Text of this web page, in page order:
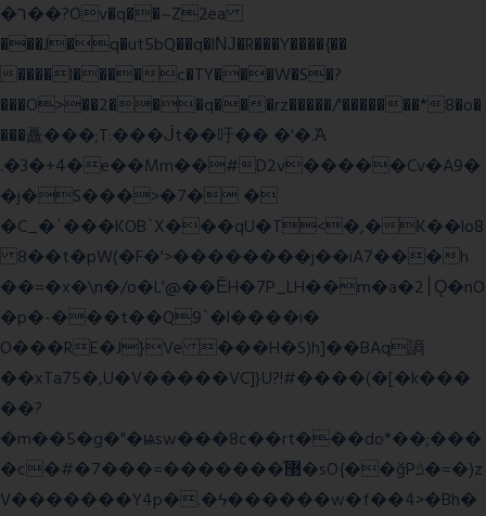
�ר��?Ov�q��~Z2ea
���J�q�ut5bQ��q�lǊ�R���Y����{��
����l����c�TY���W�S�?
���O>��2���q���rz�����/'�������*8�o�
���矗���;T:���ᒎt��吁�� �'�.Ὰ
.�3�+4�e��Mm��#D2v�����Cv�A9�
�j�S���>�7� �
�C_�`���KOB`X���qU�T<�,�K��lo8
8��t�pW(�F�'>��������j��iA7���h
��=�x�\n�/o�L'@��ȄH�7P_LH��m�a�2׀Ǫ�nO
�p�-���t��Q9`�l����i�
O���RE�J}Ve ���H�S)h]��BAq謪
��xTa75�,U�V�����VC]}U?!#����(�[�k���
��?
�m��5�g�"�ѩsw���8c��rt���do*��;���
�c�#�޳�ͯ������=���7�sO{��ğPݿ�=�)z
V�������Y4p�.�ϟ������w�f��4>�Bh�